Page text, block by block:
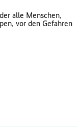
alle Menschen,
vor den Gefahren